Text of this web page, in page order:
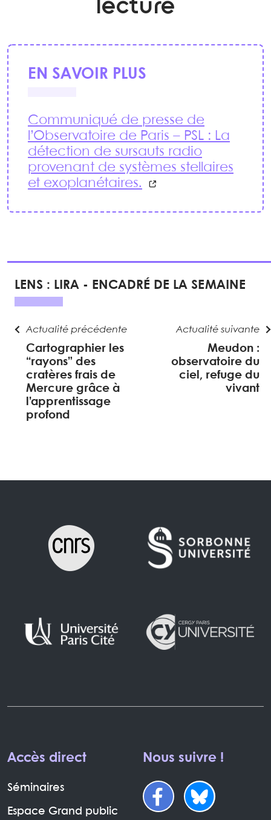
lecture
EN SAVOIR PLUS
Communiqué de presse de
l’Observatoire de Paris – PSL : La
détection de sursauts radio
provenant de systèmes stellaires
et exoplanétaires.
LENS : LIRA - ENCADRÉ DE LA SEMAINE
Actualité précédente
Cartographier les
“rayons” des
cratères frais de
Mercure grâce à
l’apprentissage
profond
Actualité suivante
Meudon :
observatoire du
ciel, refuge du
vivant
Accès direct
Séminaires
Espace Grand public
Nous suivre !